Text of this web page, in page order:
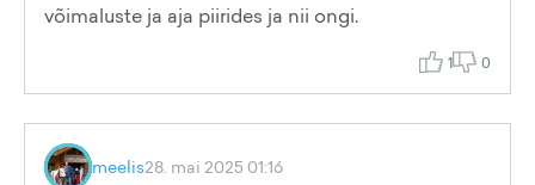
võimaluste ja aja piirides ja nii ongi.
1 0
meelis28. mai 2025 01:16